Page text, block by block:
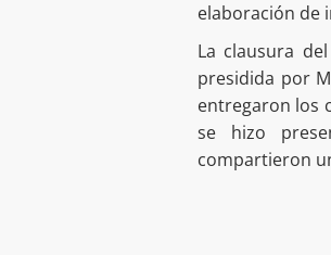
elaboración de
La clausura
presidida por
entregaron los
se hizo
compartieron